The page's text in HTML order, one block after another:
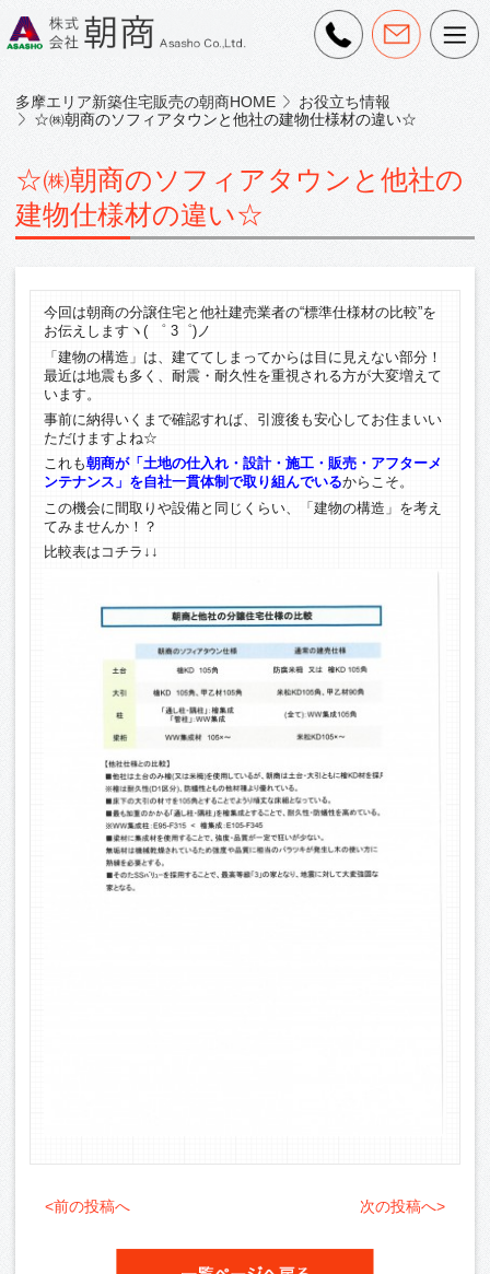
多摩エリア新築住宅販売の朝商HOME
お役立ち情報
☆㈱朝商のソフィアタウンと他社の建物仕様材の違い☆
☆㈱朝商のソフィアタウンと他社の
建物仕様材の違い☆
今回は朝商の分譲住宅と他社建売業者の“標準仕様材の比較”を
お伝えしますヽ( ゜ 3゜)ノ
「建物の構造」は、建ててしまってからは目に見えない部分！
最近は地震も多く、耐震・耐久性を重視される方が大変増えて
います。
事前に納得いくまで確認すれば、引渡後も安心してお住まいい
ただけますよね☆
これも朝商が「土地の仕入れ・設計・施工・販売・アフターメ
ンテナンス」を自社一貫体制で取り組んでいるからこそ。
この機会に間取りや設備と同じくらい、「建物の構造」を考え
てみませんか！？
比較表はコチラ↓↓
<前の投稿へ 次の投稿へ>